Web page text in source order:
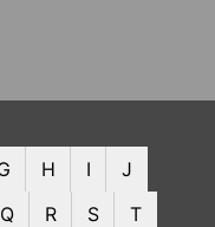
H I
J
Q R S
T